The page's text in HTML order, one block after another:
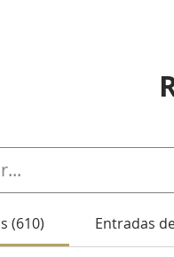
(610) Entradas